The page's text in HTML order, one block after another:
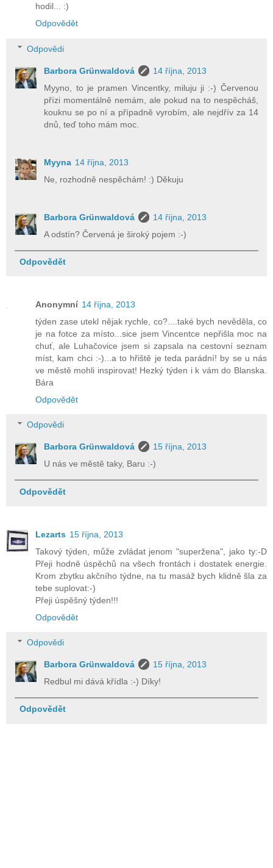
hodil... :)
Odpovědět
Odpovědi
Barbora Grünwaldová
14 října, 2013
Myyno, to je pramen Vincentky, miluju ji :-) Červenou
přízi momentálně nemám, ale pokud na to nespěcháš,
kouknu se po ní a případně vyrobím, ale nejdřív za 14
dnů, teď toho mám moc.
Myyna 14 října, 2013
Ne, rozhodně nespěchám! :) Děkuju
Barbora Grünwaldová
14 října, 2013
A odstín? Červená je široký pojem :-)
Odpovědět
Anonymní 14 října, 2013
týden zase utekl nějak rychle, co?....také bych nevěděla, co
je na fotce za místo...sice jsem Vincentce nepřišla moc na
chuť, ale Luhačovice jsem si zapsala na cestovní seznam
míst, kam chci :-)...a to hřiště je teda parádní! by se u nás
ve městě mohli inspirovat! Hezký týden i k vám do Blanska.
Bára
Odpovědět
Odpovědi
Barbora Grünwaldová
15 října, 2013
U nás ve městě taky, Baru :-)
Odpovědět
Lezarts 15 října, 2013
Takový týden, může zvládat jenom "superžena", jako ty:-D
Přeji hodně úspěchů na všech frontách i dostatek energie.
Krom zbytku akčního týdne, na tu masáž bych klidně šla za
tebe suplovat:-)
Přeji úspěšný týden!!!
Odpovědět
Odpovědi
Barbora Grünwaldová
15 října, 2013
Redbul mi dává křídla :-) Díky!
Odpovědět